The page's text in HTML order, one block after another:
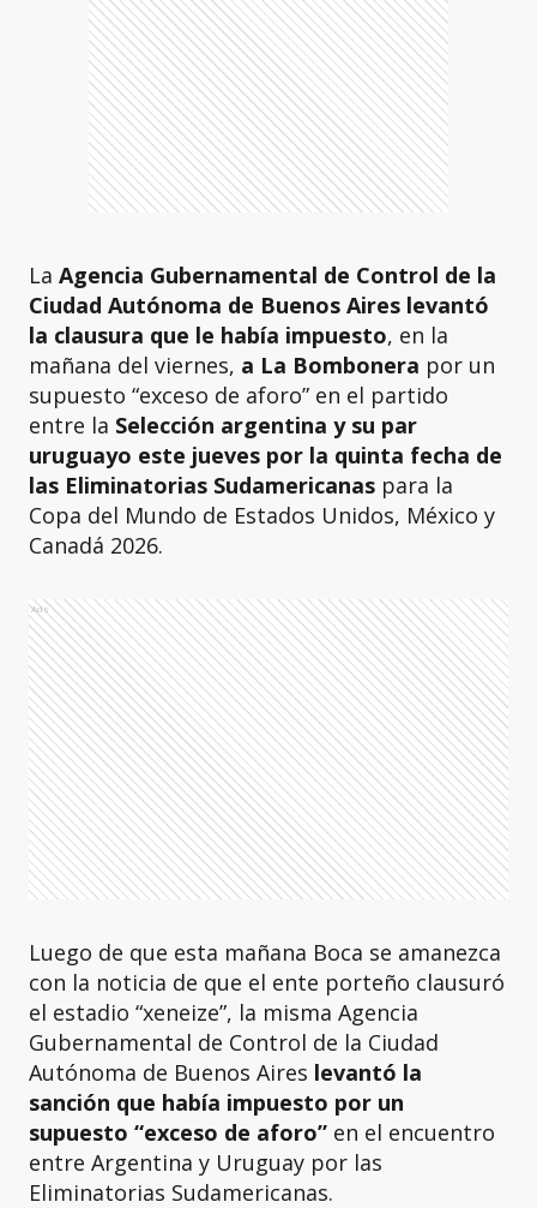
La Agencia Gubernamental de Control de la
Ciudad Autónoma de Buenos Aires levantó
la clausura que le había impuesto, en la
mañana del viernes, a La Bombonera por un
supuesto “exceso de aforo” en el partido
entre la Selección argentina y su par
uruguayo este jueves por la quinta fecha de
las Eliminatorias Sudamericanas para la
Copa del Mundo de Estados Unidos, México y
Canadá 2026.
Ads
Luego de que esta mañana Boca se amanezca
con la noticia de que el ente porteño clausuró
el estadio “xeneize”, la misma Agencia
Gubernamental de Control de la Ciudad
Autónoma de Buenos Aires levantó la
sanción que había impuesto por un
supuesto “exceso de aforo” en el encuentro
entre Argentina y Uruguay por las
Eliminatorias Sudamericanas.